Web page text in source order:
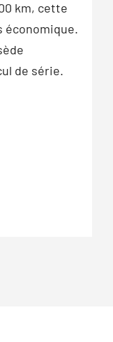
km, cette
économique.
de série.